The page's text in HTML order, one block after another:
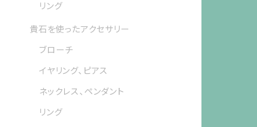
リング
貴石を使ったアクセサリー
ブローチ
イヤリング、ピアス
ネックレス、ペンダント
リング